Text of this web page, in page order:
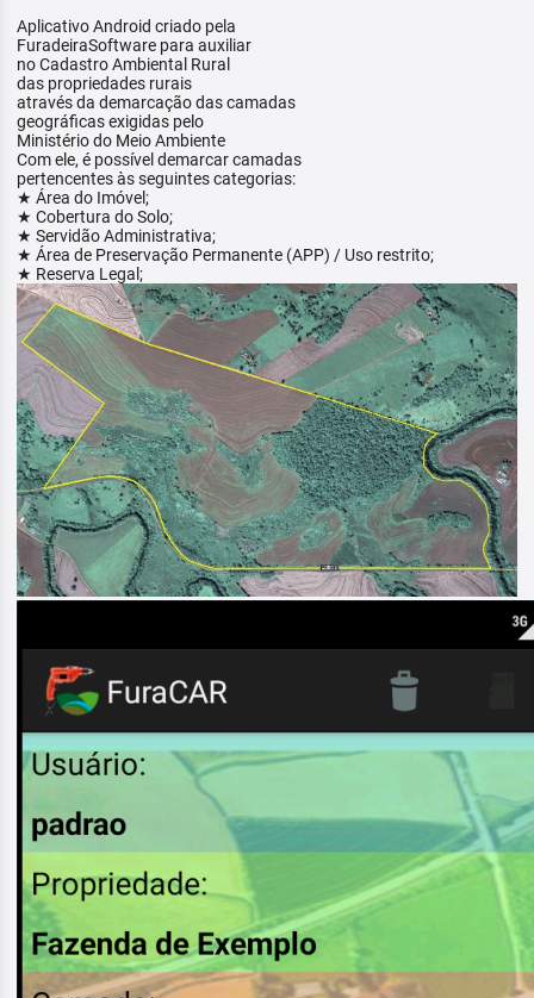
Aplicativo Android criado pela
FuradeiraSoftware para auxiliar
no Cadastro Ambiental Rural
das propriedades rurais
através da demarcação das camadas
geográficas exigidas pelo
Ministério do Meio Ambiente
Com ele, é possível demarcar camadas
pertencentes às seguintes categorias:
★ Área do Imóvel;
★ Cobertura do Solo;
★ Servidão Administrativa;
★ Área de Preservação Permanente (APP) / Uso restrito;
★ Reserva Legal;